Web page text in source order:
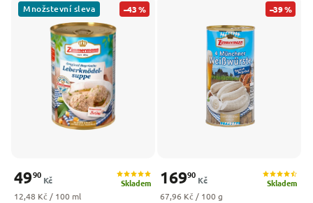
Nejdražší
Nejprodávanější
Abecedně
Množstevní sleva –43 %
Skladem
4990
Kč
Měrná cena:
12,48 Kč / 100 ml
–39 %
Skladem
16990
Kč
Měrná cena:
67,96 Kč / 100 g